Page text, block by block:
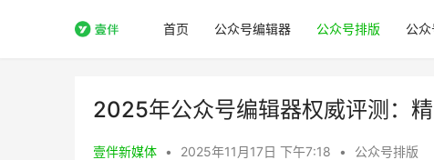
首页 公众号编辑器 公众号排版 公
2025年公众号编辑器权威评测：
壹伴新媒体 • 2025年11月17日 下午7:18 • 公众号排版